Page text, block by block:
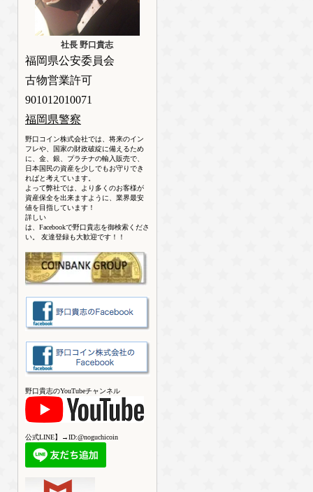
社長 野口貴志
福岡県公安委員会
古物営業許可
901012010071
福岡県警察
野口コイン株式会社では、将来のイン
フレや、国家の財政破綻に備えるため
に、金、銀、プラチナの輸入販売で、
日本国民の資産を少しでもお守りでき
ればと考えています。
よって弊社では、より多くのお客様が
資産保全を出来ますように、業界最安
値を目指しています！
詳しい
は、Facebookで野口貴志を御検索くださ
い。 友達登録も大歓迎です！！
野口貴志のYouTubeチャンネル
公式LINE】→ID:@noguchicoin